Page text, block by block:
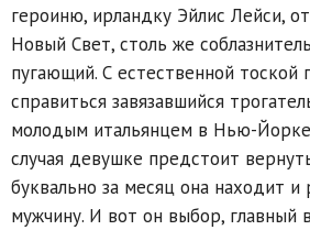
героиню, ирландку Эйлис Лейси,
Новый Свет, столь же
пугающий. С естественной тоской
справиться завязавшийся
молодым итальянцем в Нью-
случая девушке предстоит
буквально за месяц она находит и
мужчину. И вот он выбор, главный